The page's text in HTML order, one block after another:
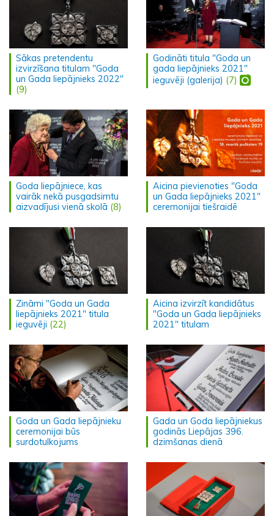
Sākas pretendentu
izvirzīšana titulam "Goda
un Gada liepājnieks 2022"
(9)
Godināti titula "Goda un
gada liepājnieks 2021"
ieguvēji (galerija) (7)
Goda liepājniece, kas
vairāk nekā pusgadsimtu
aizvadījusi vienā skolā (8)
Aicina pievienoties "Goda
un Gada liepājnieks 2021"
ceremonijai tiešraidē
Zināmi "Goda un Gada
liepājnieks 2021" titula
ieguvēji (22)
Aicina izvirzīt kandidātus
"Goda un Gada liepājnieks
2021" titulam
Goda un Gada liepājnieku
ceremonijai būs
surdotulkojums
Gada un Goda liepājniekus
godinās Liepājas 396.
dzimšanas dienā